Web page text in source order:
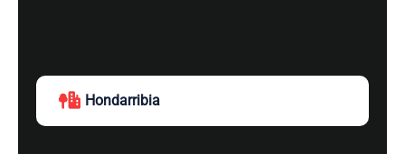
Hondarribia